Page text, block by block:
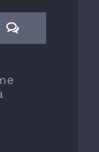
Commenti